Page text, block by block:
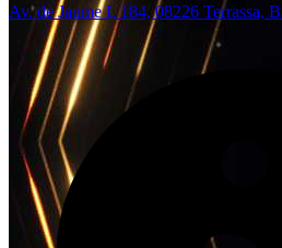
Av. de Jaume I, 184, 08226 Terrassa,